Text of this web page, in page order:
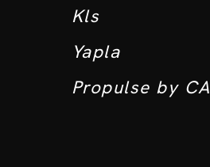
Kls
Yapla
Propulse by CA